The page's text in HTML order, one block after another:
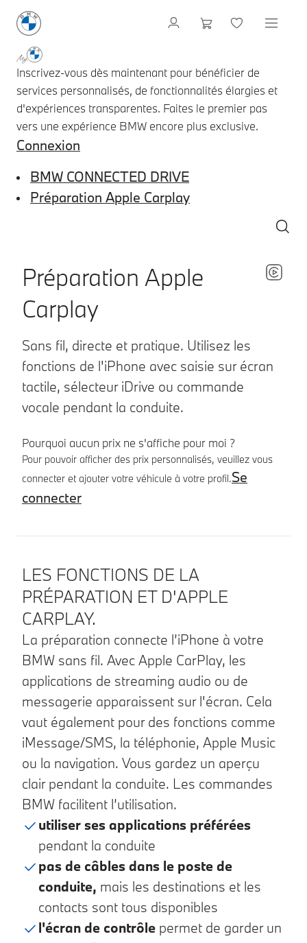
Inscrivez-vous dès maintenant pour bénéficier de
services personnalisés, de fonctionnalités élargies et
d'expériences transparentes. Faites le premier pas
vers une expérience BMW encore plus exclusive.
Connexion
BMW CONNECTED DRIVE
Préparation Apple Carplay
Préparation Apple
Carplay
Sans fil, directe et pratique. Utilisez les
fonctions de l'iPhone avec saisie sur écran
tactile, sélecteur iDrive ou commande
vocale pendant la conduite.
Pourquoi aucun prix ne s'affiche pour moi ?
Pour pouvoir afficher des prix personnalisés, veuillez vous
connecter et ajouter votre véhicule à votre profil.Se
connecter
LES FONCTIONS DE LA
PRÉPARATION ET D'APPLE
CARPLAY.
La préparation connecte l’iPhone à votre
BMW sans fil. Avec Apple CarPlay, les
applications de streaming audio ou de
messagerie apparaissent sur l'écran. Cela
vaut également pour des fonctions comme
iMessage/SMS, la téléphonie, Apple Music
ou la navigation. Vous gardez un aperçu
clair pendant la conduite. Les commandes
BMW facilitent l’utilisation.
utiliser ses applications préférées
pendant la conduite
pas de câbles dans le poste de
conduite, mais les destinations et les
contacts sont tous disponibles
l'écran de contrôle permet de garder un